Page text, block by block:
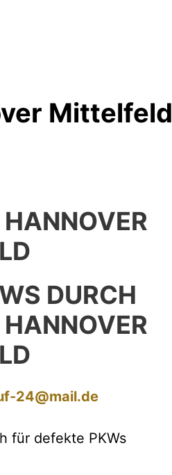
Mittelfeld
DURCH
24@mail.de
für defekte PKWs